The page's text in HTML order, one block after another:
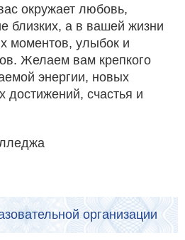
окружает любовь,
близких, а в вашей жизни
моментов, улыбок и
Желаем вам крепкого
энергии, новых
достижений, счастья и
организации